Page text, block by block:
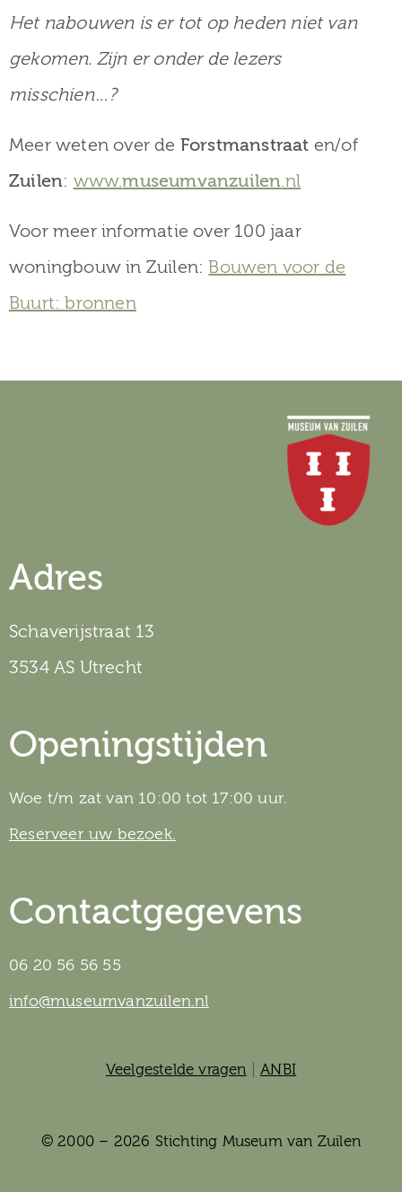
Het nabouwen is er tot op heden niet van
gekomen. Zijn er onder de lezers
misschien…?
Meer weten over de Forstmanstraat en/of
Zuilen: www.museumvanzuilen.nl
Voor meer informatie over 100 jaar
woningbouw in Zuilen:Bouwen voor de
Buurt: bronnen
Adres
Schaverijstraat 13
3534 AS Utrecht
Openingstijden
Woe t/m zat van 10:00 tot 17:00 uur.
Reserveer uw bezoek.
Contactgegevens
06 20 56 56 55
info@museumvanzuilen.nl
Veelgestelde vragen |ANBI
© 2000 – 2026 Stichting Museum van Zuilen